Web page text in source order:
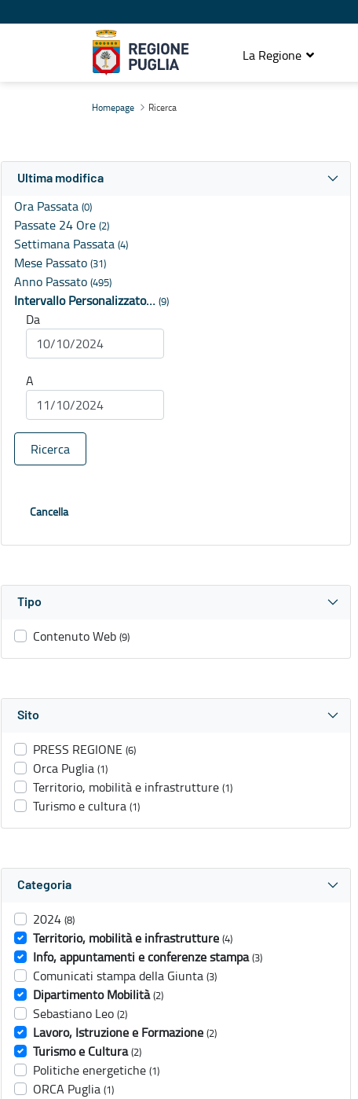
La Regione
Homepage Ricerca
Ultima modifica
Ora Passata (0)
Passate 24 Ore (2)
Settimana Passata (4)
Mese Passato (31)
Anno Passato (495)
Intervallo Personalizzato… (9)
Da
A
Ricerca
Cancella
Tipo
Contenuto Web (9)
Sito
PRESS REGIONE (6)
Orca Puglia (1)
Territorio, mobilità e infrastrutture (1)
Turismo e cultura (1)
Categoria
2024 (8)
Territorio, mobilità e infrastrutture (4)
Info, appuntamenti e conferenze stampa (3)
Comunicati stampa della Giunta (3)
Dipartimento Mobilità (2)
Sebastiano Leo (2)
Lavoro, Istruzione e Formazione (2)
Turismo e Cultura (2)
Politiche energetiche (1)
ORCA Puglia (1)